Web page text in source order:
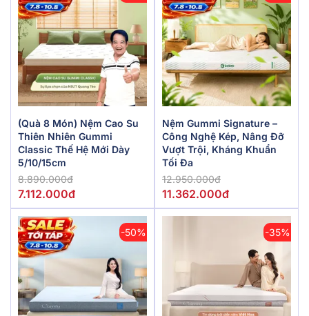
(Quà 8 Món) Nệm Cao Su
Thiên Nhiên Gummi
Classic Thế Hệ Mới Dày
5/10/15cm
8.890.000đ
7.112.000đ
Nệm Gummi Signature –
Công Nghệ Kép, Nâng Đỡ
Vượt Trội, Kháng Khuẩn
Tối Đa
12.950.000đ
11.362.000đ
-50% -35%